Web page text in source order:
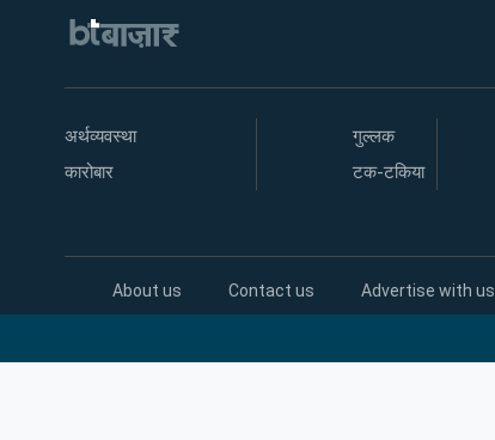
अर्थव्यवस्था
कारोबार
गुल्लक
टक-टकिया
About us Contact us Advertise with us